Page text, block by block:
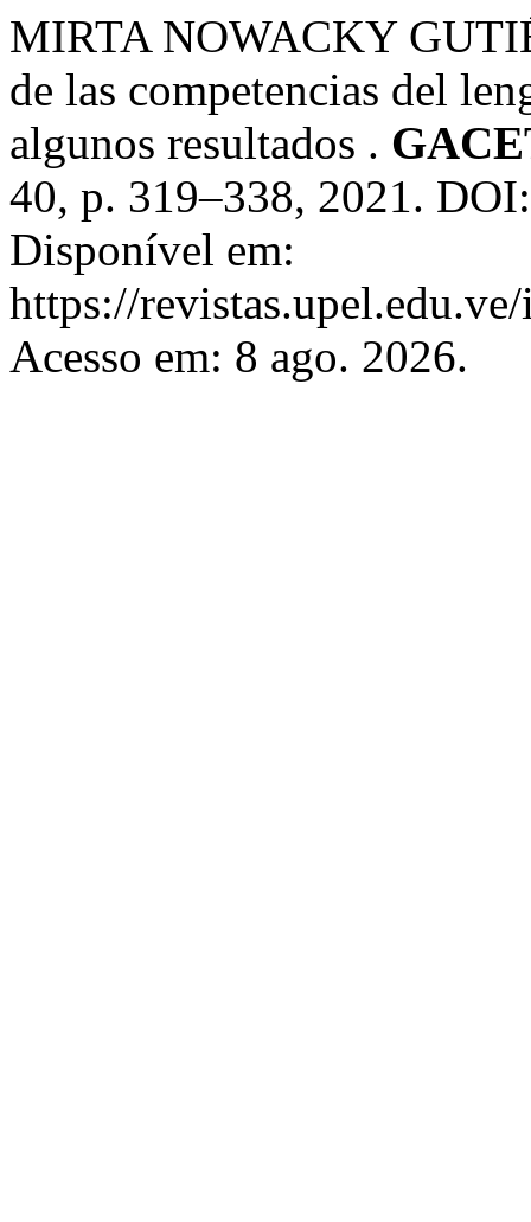
MIRTA NOWACKY
de las competencias del
algunos resultados .
40, p. 319–338, 2021.
Disponível em:
https://
Acesso em: 8 ago. 2026.